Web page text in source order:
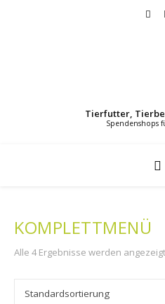
Tierfutter,
KOMPLETTMENÜ
Alle 4 Ergebnisse werden angezeigt